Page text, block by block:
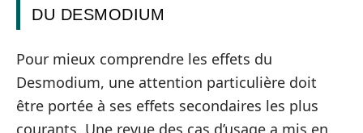
DU DESMODIUM
Pour mieux comprendre les effets du
Desmodium, une attention particulière doit
être portée à ses effets secondaires les plus
courants. Une revue des cas d’usage a mis en